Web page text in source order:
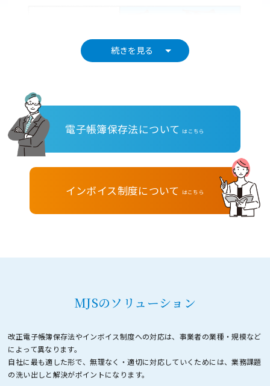
続きを見る
電子帳簿保存法について はこちら
インボイス制度について はこちら
MJSのソリューション
改正電子帳簿保存法やインボイス制度への対応は、事業者の業種・規模など
によって異なります。
自社に最も適した形で、無理なく・適切に対応していくためには、業務課題
の洗い出しと解決がポイントになります。